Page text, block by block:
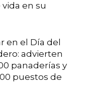
en su
en el Día del
advierten
panaderías y
puestos de